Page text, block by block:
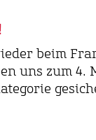
beim
uns zum 4.